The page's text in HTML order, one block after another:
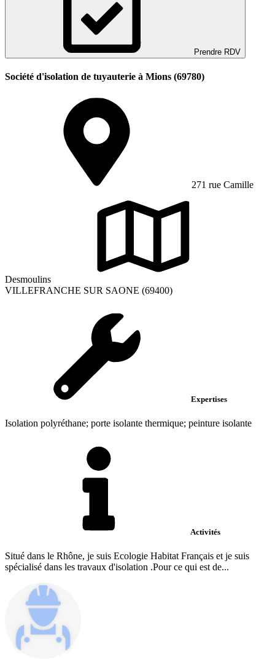
Prendre RDV
Société d'isolation de tuyauterie à Mions (69780)
271 rue Camille
Desmoulins
VILLEFRANCHE SUR SAONE (69400)
Expertises
Isolation polyréthane; porte isolante thermique; peinture isolante
Activités
Situé dans le Rhône, je suis Ecologie Habitat Français et je suis
spécialisé dans les travaux d'isolation .Pour ce qui est de...